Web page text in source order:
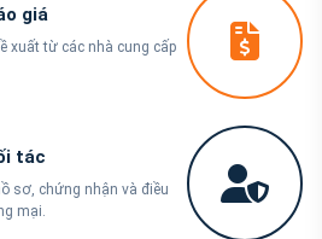
giá
xuất từ các nhà cung cấp
tác
sơ, chứng nhận và điều
mại.